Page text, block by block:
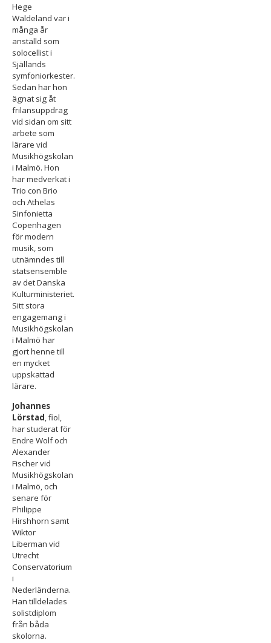
Hege
Waldeland var i
många år
anställd som
solocellist i
Själlands
symfoniorkester.
Sedan har hon
ägnat sig åt
frilansuppdrag
vid sidan om sitt
arbete som
lärare vid
Musikhögskolan
i Malmö. Hon
har medverkat i
Trio con Brio
och Athelas
Sinfonietta
Copenhagen
för modern
musik, som
utnämndes till
statsensemble
av det Danska
Kulturministeriet.
Sitt stora
engagemang i
Musikhögskolan
i Malmö har
gjort henne till
en mycket
uppskattad
lärare.
Johannes
Lörstad, fiol,
har studerat för
Endre Wolf och
Alexander
Fischer vid
Musikhögskolan
i Malmö, och
senare för
Philippe
Hirshhorn samt
Wiktor
Liberman vid
Utrecht
Conservatorium
i
Nederländerna.
Han tilldelades
solistdiplom
från båda
skolorna.